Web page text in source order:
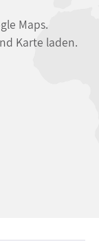
Maps.
Karte laden.